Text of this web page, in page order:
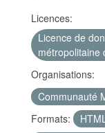
Licences:
Licence de
métropolitaine
Organisations:
Communauté
Formats: